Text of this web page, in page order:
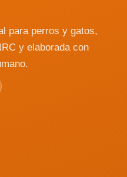
para perros y gatos,
y elaborada con